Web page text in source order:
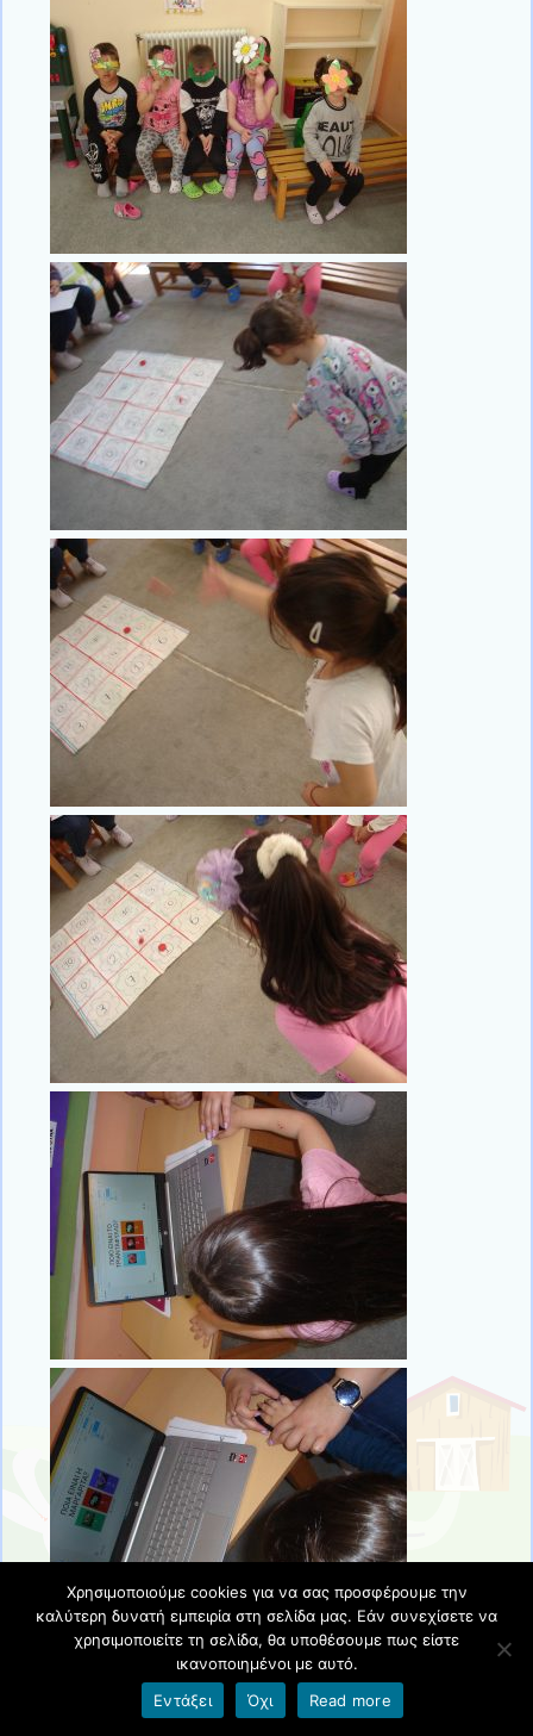
Τα μετρήσαμε, γράψαμε τους αριθμούς στο
αριθμολούλουδο και γράψαμε τη λύση του
Χρησιμοποιούμε cookies για να σας προσφέρουμε την
καλύτερη δυνατή εμπειρία στη σελίδα μας. Εάν συνεχίσετε να
χρησιμοποιείτε τη σελίδα, θα υποθέσουμε πως είστε
ικανοποιημένοι με αυτό.
Εντάξει
Όχι Read more